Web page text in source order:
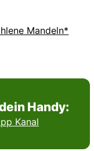
Mandeln*
Handy:
Kanal